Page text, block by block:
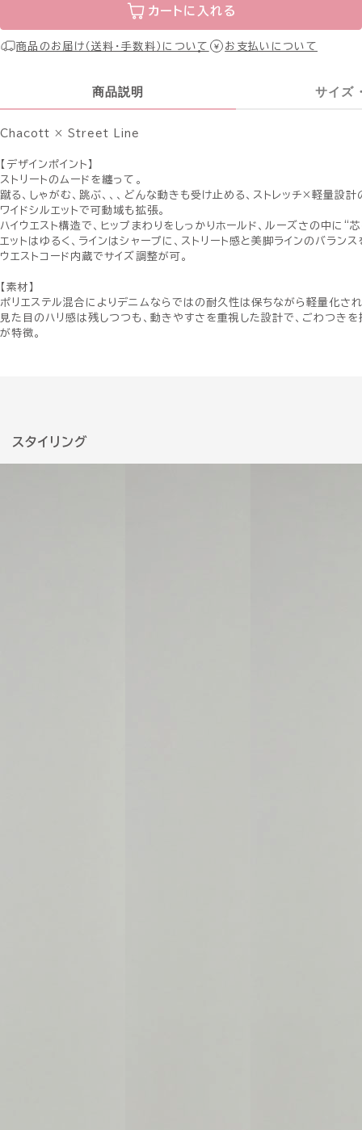
カートに入れる
商品のお届け（送料・手数料）について お支払いについて
商品説明 サイズ
Chacott × Street Line
【デザインポイント】
ストリートのムードを纏って。
蹴る、しゃがむ、跳ぶ、、、どんな動きも受け止める、ストレッチ×軽量設
ワイドシルエットで可動域も拡張。
ハイウエスト構造で、ヒップまわりをしっかりホールド、ルーズさの中に“
エットはゆるく、ラインはシャープに、ストリート感と美脚ラインのバランス
ウエストコード内蔵でサイズ調整が可。
【素材】
ポリエステル混合によりデニムならではの耐久性は保ちながら軽量化さ
見た目のハリ感は残しつつも、動きやすさを重視した設計で、ごわつき
が特徴。
スタイリング